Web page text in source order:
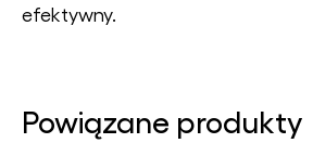
efektywny.
Powiązane produkty